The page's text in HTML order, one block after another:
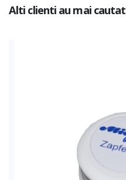
Alti clienti au mai cautat